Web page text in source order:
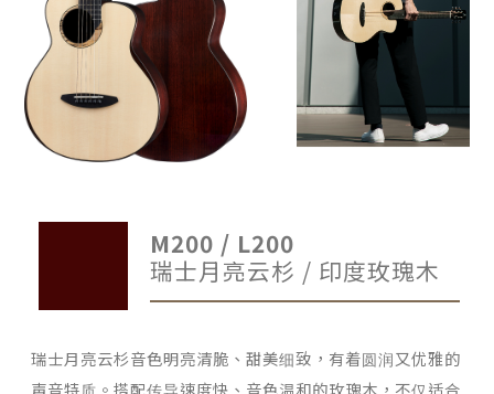
M200 / L200
瑞士月亮云杉 / 印度玫瑰木
瑞士月亮云杉音色明亮清脆、甜美细致，有着圆润又优雅的
声音特质。搭配传导速度快、音色温和的玫瑰木，不仅适合